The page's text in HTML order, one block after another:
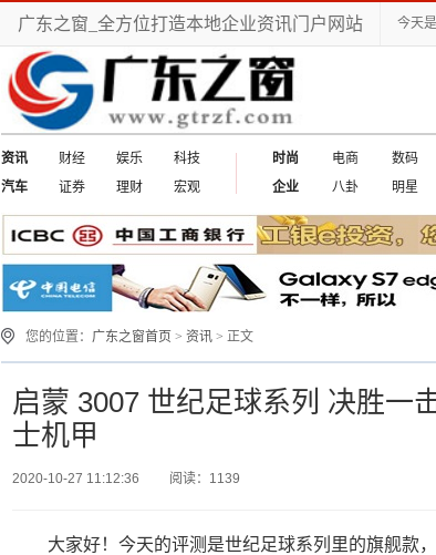
广东之窗_全方位打造本地企业资讯门户网站 今天
资讯 财经 娱乐
科技
汽车
证券 理财 宏观
时尚 电商
数码
企业
八卦 明星
您的位置： 广东之窗首页 > 资讯 > 正文
启蒙 3007 世纪足球系列 决胜一
士机甲
2020-10-27 11:12:36 阅读：1139
大家好！今天的评测是世纪足球系列里的旗舰款，